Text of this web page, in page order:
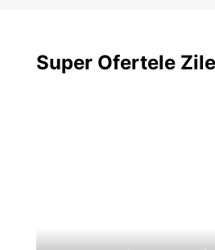
Super Ofertele